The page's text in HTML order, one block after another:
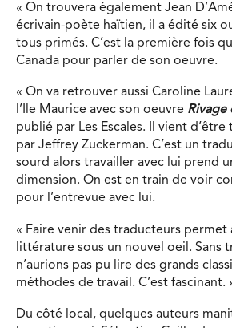
« On trouvera également Jean
écrivain-poète haïtien, il a édité six
tous primés. C’est la première fois
Canada pour parler de son oeuvre.
« On va retrouver aussi Caroline
l’Ile Maurice avec son oeuvre Rivage
publié par Les Escales. Il vient
par Jeffrey Zuckerman. C’est un
sourd alors travailler avec lui prend
dimension. On est en train de voir
pour l’entrevue avec lui.
« Faire venir des traducteurs permet
littérature sous un nouvel oeil. Sans
n’aurions pas pu lire des grands
méthodes de travail. C’est fascinant.
Du côté local, quelques auteurs